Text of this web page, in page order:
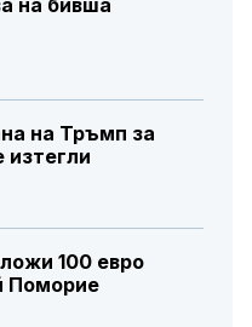
на Тръмп за
изтегли
100 евро
Поморие